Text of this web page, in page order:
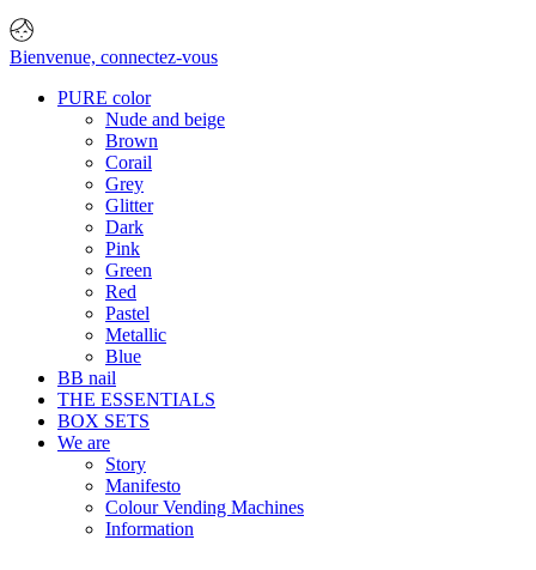
Bienvenue, connectez-vous
PURE color
Nude and beige
Brown
Corail
Grey
Glitter
Dark
Pink
Green
Red
Pastel
Metallic
Blue
BB nail
THE ESSENTIALS
BOX SETS
We are
Story
Manifesto
Colour Vending Machines
Information